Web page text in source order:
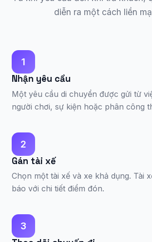
diễn ra một cách liền
1
Nhận yêu cầu
Một yêu cầu di chuyển được gửi từ
người chơi, sự kiện hoặc phân công
2
Gán tài xế
Chọn một tài xế và xe khả dụng. Tài
báo với chi tiết điểm đón.
3